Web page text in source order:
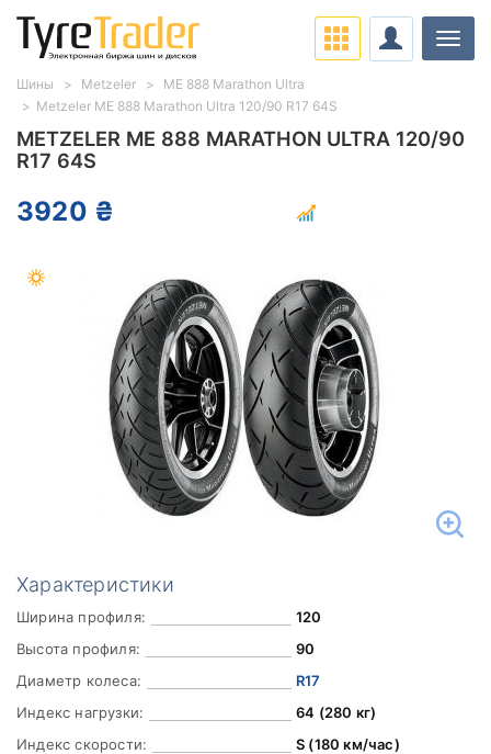
METZELER ME 888 MARATHON ULTRA 120/90
R17 64S
3920 ₴
Характеристики
Ширина профиля:
120
Высота профиля:
90
Диаметр колеса:
R17
Индекс нагрузки:
64 (280 кг)
Индекс скорости:
S (180 км/час)
Шины Metzeler
ME 888 Marathon Ultra
Metzeler ME 888 Marathon Ultra 120/90 R17 64S